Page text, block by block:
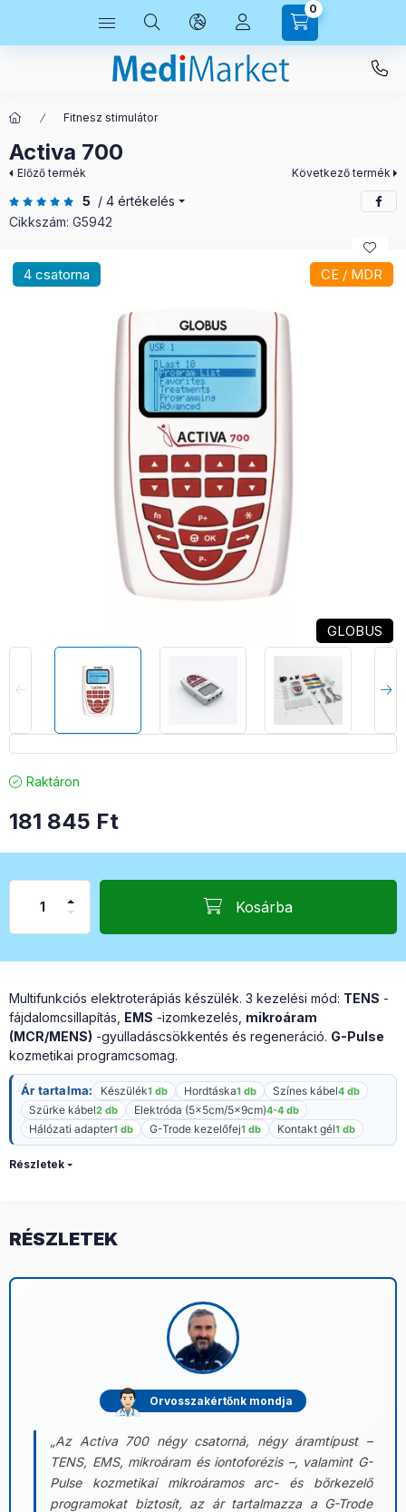
0
Fitnesz stimulátor
Activa 700
Előző termék Következő termék
5 / 4 értékelés
Cikkszám: G5942
4 csatorna CE / MDR
GLOBUS
Raktáron
181 845 Ft
Kosárba
Multifunkciós elektroterápiás készülék. 3 kezelési mód: TENS -
fájdalomcsillapítás, EMS -izomkezelés, mikroáram
(MCR/MENS) -gyulladáscsökkentés és regeneráció. G-Pulse
kozmetikai programcsomag.
Ár tartalma: Készülék1 db Hordtáska1 db Színes kábel4 db
Szürke kábel2 db Elektróda (5x5cm/5x9cm)4-4 db
Hálózati adapter1 db G-Trode kezelőfej1 db Kontakt gél1 db
Részletek
RÉSZLETEK
Orvosszakértőnk mondja
„Az Activa 700 négy csatorná, négy áramtípust –
TENS, EMS, mikroáram és iontoforézis –, valamint G-
Pulse kozmetikai mikroáramos arc- és bőrkezelő
programokat biztosít, az ár tartalmazza a G-Trode